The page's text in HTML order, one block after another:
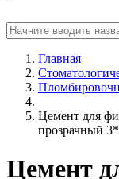
Главная
Цемент для
прозрачный
Цемент